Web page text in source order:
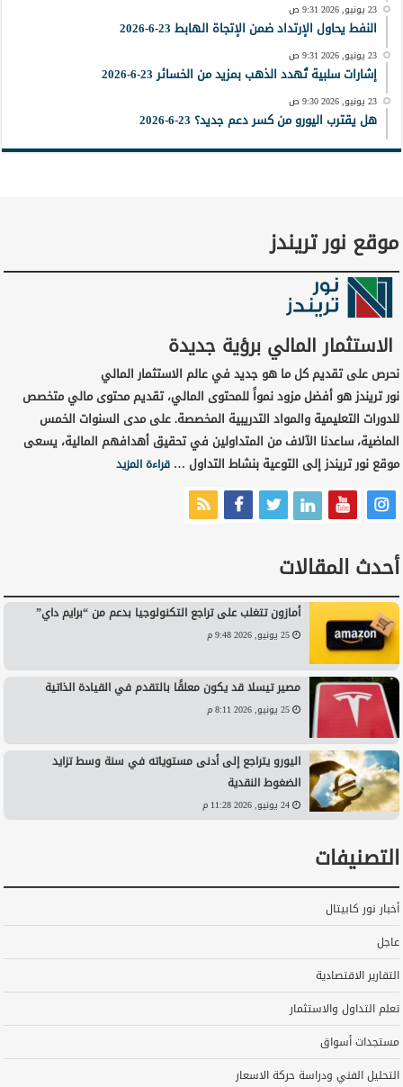
23 يونيو, 2026 9:31 ص
النفط يحاول الإرتداد ضمن الإتجاة الهابط 23-6-2026
23 يونيو, 2026 9:31 ص
إشارات سلبية تُهدد الذهب بمزيد من الخسائر 23-6-2026
23 يونيو, 2026 9:30 ص
هل يقترب اليورو من كسر دعم جديد؟ 23-6-2026
موقع نور تريندز
الاستثمار المالي برؤية جديدة
نحرص على تقديم كل ما هو جديد في عالم الاستثمار المالي
نور تريندز هو أفضل مزود نمواً للمحتوى المالي، تقديم محتوى مالي متخصص
للدورات التعليمية والمواد التدريبية المخصصة. على مدى السنوات الخمس
الماضية، ساعدنا الآلاف من المتداولين في تحقيق أهدافهم المالية، يسعى
موقع نور تريندز إلى التوعية بنشاط التداول …قراءة المزيد
أحدث المقالات
أمازون تتغلب على تراجع التكنولوجيا بدعم من “برايم داي”
25 يونيو, 2026 9:48 م
مصير تيسلا قد يكون معلقًا بالتقدم في القيادة الذاتية
25 يونيو, 2026 8:11 م
اليورو يتراجع إلى أدنى مستوياته في سنة وسط تزايد
الضغوط النقدية
24 يونيو, 2026 11:28 م
التصنيفات
أخبار نور كابيتال
عاجل
التقارير الاقتصادية
تعلم التداول والاستثمار
مستجدات أسواق
التحليل الفني ودراسة حركة الاسعار